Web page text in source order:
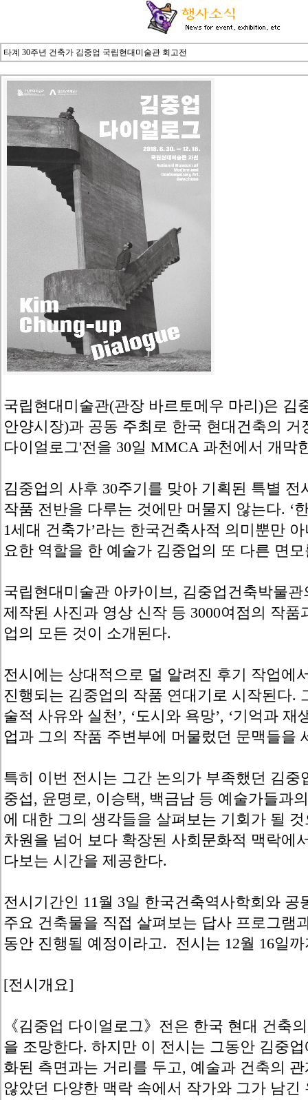
타계 30주년 건축가 김중업 국립현대미술관 회고전
국립현대미술관(관장 바르토메우 마리)은 김
안양시장)과 공동 주최로 한국 현대건축의
다이얼로그'전을 30일 MMCA 과천에서 개막
김중업의 사후 30주기를 맞아 기획된 특별
작품 전반을 다루는 것에만 머물지 않는다. ‘
1세대 건축가’라는 한국건축사적 의미뿐만
요한 역할을 한 예술가 김중업의 또 다른 면
국립현대미술관 아카이브, 김중업건축박물
제작된 사진과 영상 신작 등 3000여점의 작
업의 모든 것이 소개된다.
전시에는 상대적으로 덜 알려진 후기 작업에
진행되는 김중업의 작품 연대기로 시작된다.
술적 사유와 실천’, ‘도시와 욕망’, ‘기억과
업과 그의 작품 주변부에 머물렀던 문맥들을
특히 이번 전시는 그간 논의가 부족했던 김
중섭, 윤명로, 이승택, 백금남 등 예술가들과
에 대한 그의 생각들을 살펴보는 기회가 될
차원을 넘어 보다 확장된 사회문화적 맥락에
다보는 시간을 제공한다.
전시기간인 11월 3일 한국건축역사학회와
주요 건축물을 직접 살펴보는 답사 프로그램
동안 진행될 예정이라고. 전시는 12월 16일까
[전시개요]
《김중업 다이얼로그》전은 한국 현대 건축
을 조망한다. 하지만 이 전시는 그동안 김중
화된 측면과는 거리를 두고, 예술과 건축의
않았던 다양한 맥락 속에서 작가와 그가 남